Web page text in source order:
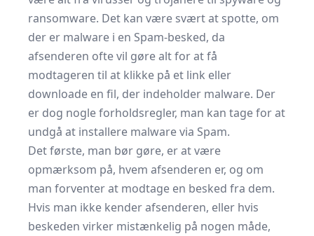
ransomware. Det kan være svært at spotte, om
der er malware i en Spam-besked, da
afsenderen ofte vil gøre alt for at få
modtageren til at klikke på et link eller
downloade en fil, der indeholder malware. Der
er dog nogle forholdsregler, man kan tage for at
undgå at installere malware via Spam.
Det første, man bør gøre, er at være
opmærksom på, hvem afsenderen er, og om
man forventer at modtage en besked fra dem.
Hvis man ikke kender afsenderen, eller hvis
beskeden virker mistænkelig på nogen måde,